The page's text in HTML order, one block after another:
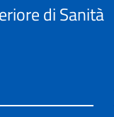
di Sanità